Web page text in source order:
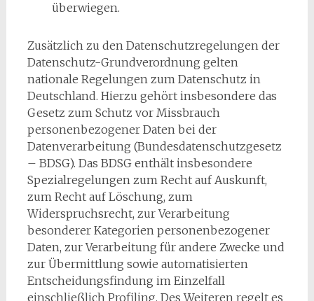
überwiegen.
Zusätzlich zu den Datenschutzregelungen der
Datenschutz-Grundverordnung gelten
nationale Regelungen zum Datenschutz in
Deutschland. Hierzu gehört insbesondere das
Gesetz zum Schutz vor Missbrauch
personenbezogener Daten bei der
Datenverarbeitung (Bundesdatenschutzgesetz
– BDSG). Das BDSG enthält insbesondere
Spezialregelungen zum Recht auf Auskunft,
zum Recht auf Löschung, zum
Widerspruchsrecht, zur Verarbeitung
besonderer Kategorien personenbezogener
Daten, zur Verarbeitung für andere Zwecke und
zur Übermittlung sowie automatisierten
Entscheidungsfindung im Einzelfall
einschließlich Profiling. Des Weiteren regelt es